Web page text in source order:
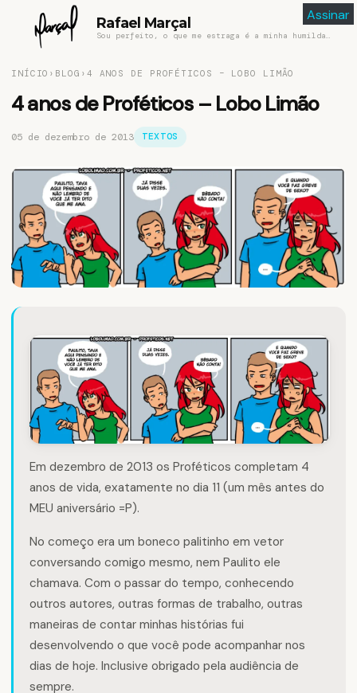
Rafael Marçal
INÍCIO › BLOG › 4 ANOS DE PROFÉTICOS – LOBO LIMÃO
4 anos de Proféticos – Lobo Limão
05 de dezembro de 2013 TEXTOS
Em dezembro de 2013 os Proféticos completam 4
anos de vida, exatamente no dia 11 (um mês antes do
MEU aniversário =P).
No começo era um boneco palitinho em vetor
conversando comigo mesmo, nem Paulito ele
chamava. Com o passar do tempo, conhecendo
outros autores, outras formas de trabalho, outras
maneiras de contar minhas histórias fui
desenvolvendo o que você pode acompanhar nos
dias de hoje. Inclusive obrigado pela audiência de
sempre.
Assinar